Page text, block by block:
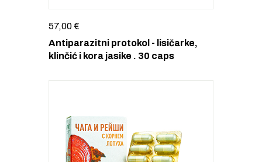
57,00 €
Antiparazitni protokol - lisičarke,
klinčić i kora jasike . 30 caps